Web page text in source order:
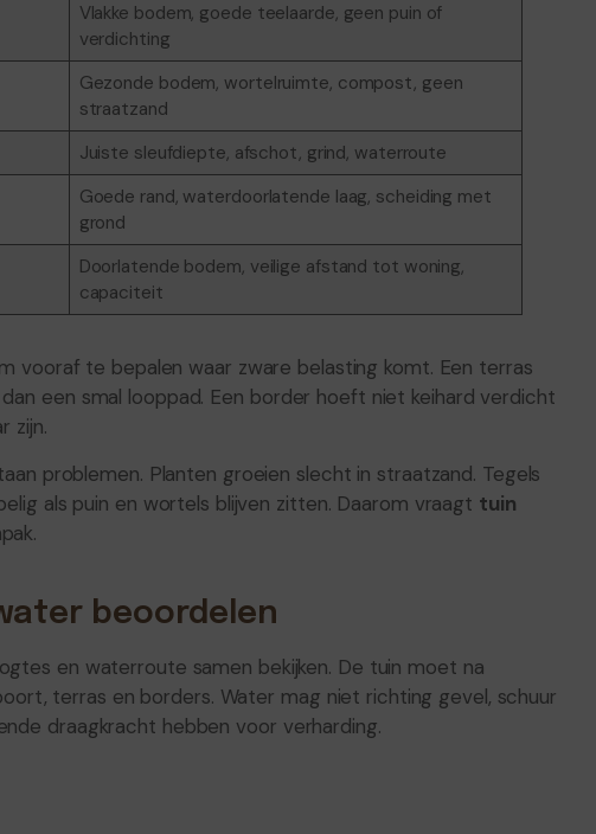
Vlakke bodem, goede teelaarde, geen puin of
verdichting
Gezonde bodem, wortelruimte, compost, geen
straatzand
Juiste sleufdiepte, afschot, grind, waterroute
Goede rand, waterdoorlatende laag, scheiding met
grond
Doorlatende bodem, veilige afstand tot woning,
capaciteit
vooraf te bepalen waar zware belasting komt. Een terras
een smal looppad. Een border hoeft niet keihard verdicht
zijn.
problemen. Planten groeien slecht in straatzand. Tegels
als puin en wortels blijven zitten. Daarom vraagt tuin
beoordelen
en waterroute samen bekijken. De tuin moet na
terras en borders. Water mag niet richting gevel, schuur
draagkracht hebben voor verharding.